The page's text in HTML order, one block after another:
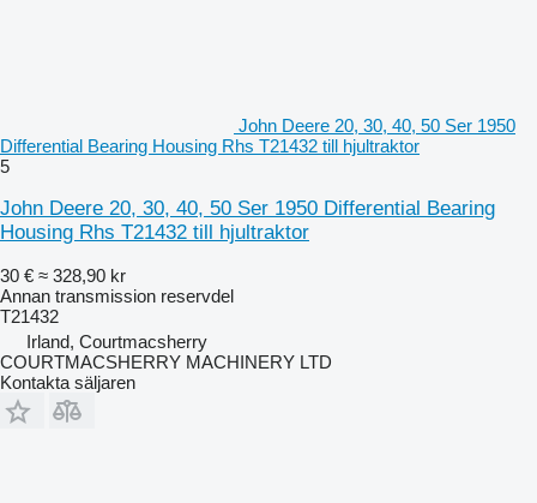
John Deere 20, 30, 40, 50 Ser 1950
Differential Bearing Housing Rhs T21432 till hjultraktor
5
John Deere 20, 30, 40, 50 Ser 1950 Differential Bearing
Housing Rhs T21432 till hjultraktor
30 € ≈ 328,90 kr
Annan transmission reservdel
T21432
Irland, Courtmacsherry
COURTMACSHERRY MACHINERY LTD
Kontakta säljaren